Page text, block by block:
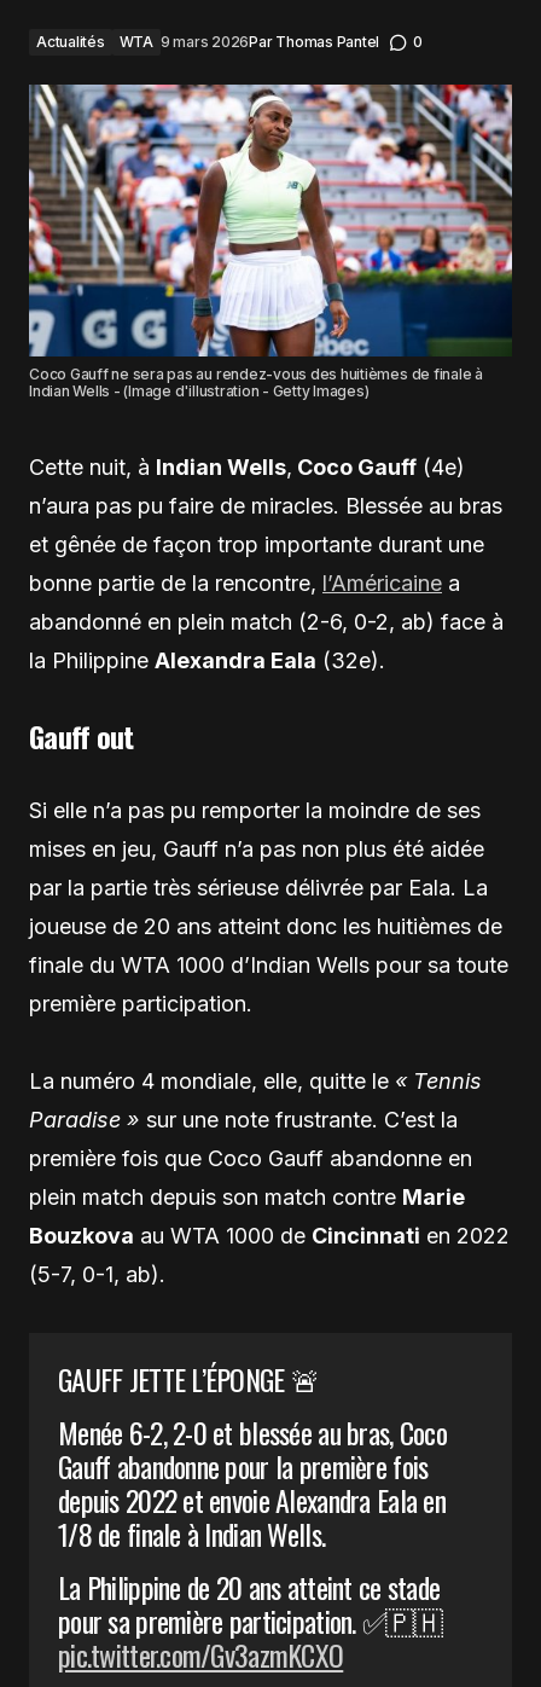
Actualités WTA 9 mars 2026Par Thomas Pantel 0
Coco Gauff ne sera pas au rendez-vous des huitièmes de finale à
Indian Wells - (Image d'illustration - Getty Images)
Cette nuit, à Indian Wells, Coco Gauff (4e)
n’aura pas pu faire de miracles. Blessée au bras
et gênée de façon trop importante durant une
bonne partie de la rencontre, l’Américaine a
abandonné en plein match (2-6, 0-2, ab) face à
la Philippine Alexandra Eala (32e).
Gauff out
Si elle n’a pas pu remporter la moindre de ses
mises en jeu, Gauff n’a pas non plus été aidée
par la partie très sérieuse délivrée par Eala. La
joueuse de 20 ans atteint donc les huitièmes de
finale du WTA 1000 d’Indian Wells pour sa toute
première participation.
La numéro 4 mondiale, elle, quitte le « Tennis
Paradise » sur une note frustrante. C’est la
première fois que Coco Gauff abandonne en
plein match depuis son match contre Marie
Bouzkova au WTA 1000 de Cincinnati en 2022
(5-7, 0-1, ab).
GAUFF JETTE L’ÉPONGE 🚨
Menée 6-2, 2-0 et blessée au bras, Coco
Gauff abandonne pour la première fois
depuis 2022 et envoie Alexandra Eala en
1/8 de finale à Indian Wells.
La Philippine de 20 ans atteint ce stade
pour sa première participation. ✅🇵🇭
pic.twitter.com/Gv3azmKCXO